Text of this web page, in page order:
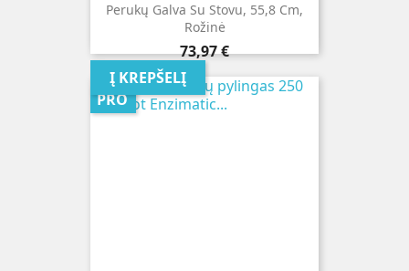
Perukų Galva Su Stovu, 55,8 Cm,
Rožinė
Kaina
73,97 €
Į KREPŠELĮ
PRO